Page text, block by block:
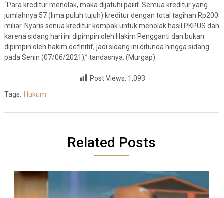
“Para kreditur menolak, maka dijatuhi pailit. Semua kreditur yang
jumlahnya 57 (lima puluh tujuh) kreditur dengan total tagihan Rp200
miliar. Nyaris senua kreditur kompak untuk menolak hasil PKPUS dan
karena sidang hari ini dipimpin oleh Hakim Pengganti dan bukan
dipimpin oleh hakim definitif, jadi sidang ini ditunda hingga sidang
pada Senin (07/06/2021),” tandasnya. (Murgap)
Post Views: 1,093
Tags: Hukum
Related Posts